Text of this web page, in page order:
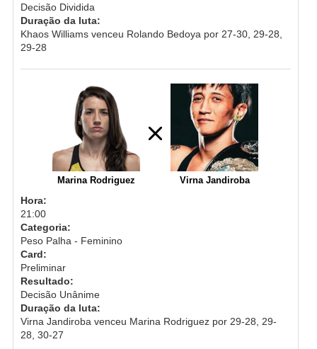
Decisão Dividida
Duração da luta:
Khaos Williams venceu Rolando Bedoya por 27-30, 29-28,
29-28
Marina Rodriguez Virna Jandiroba
Hora:
21:00
Categoria:
Peso Palha - Feminino
Card:
Preliminar
Resultado:
Decisão Unânime
Duração da luta:
Virna Jandiroba venceu Marina Rodriguez por 29-28, 29-
28, 30-27